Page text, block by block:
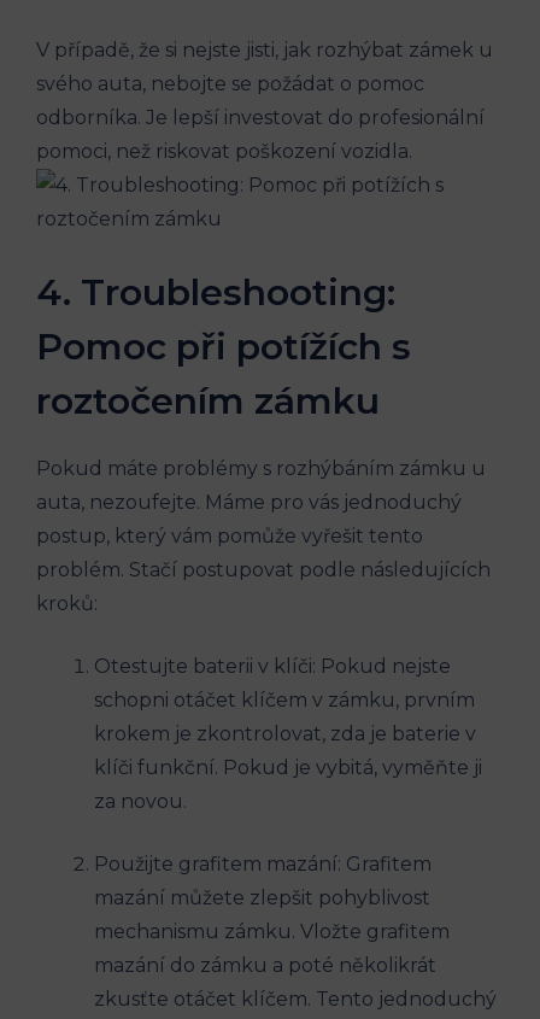
V případě, že si nejste jisti, jak rozhýbat zámek u
svého auta, nebojte se požádat o pomoc
odborníka. Je lepší investovat do profesionální
pomoci, než riskovat poškození vozidla.
4. Troubleshooting:
Pomoc při potížích s
roztočením zámku
Pokud máte problémy s rozhýbáním zámku u
auta, nezoufejte. Máme pro vás jednoduchý
postup, který vám pomůže vyřešit tento
problém. Stačí postupovat podle následujících
kroků:
Otestujte baterii v klíči: Pokud nejste
schopni otáčet klíčem v zámku, prvním
krokem je zkontrolovat, zda je baterie v
klíči funkční. Pokud je vybitá, vyměňte ji
za novou.
Použijte grafitem mazání: Grafitem
mazání můžete zlepšit pohyblivost
mechanismu zámku. Vložte grafitem
mazání do zámku a poté několikrát
zkusťte otáčet klíčem. Tento jednoduchý